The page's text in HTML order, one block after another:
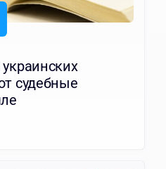
судебные